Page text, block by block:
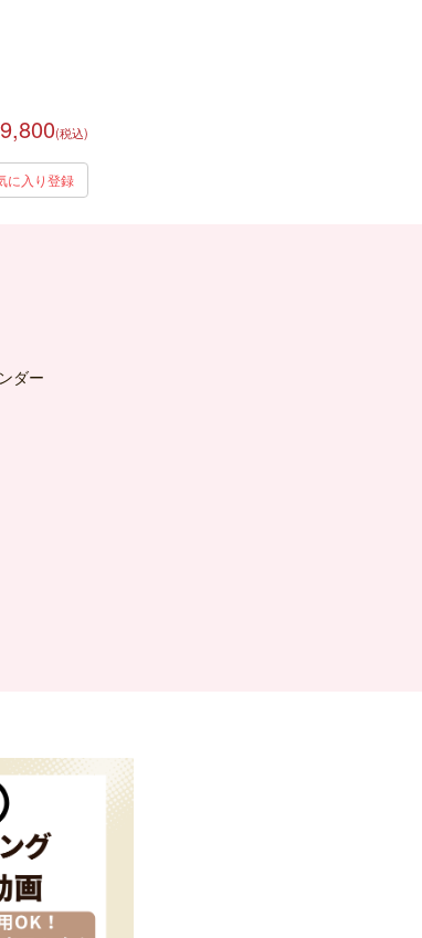
(税込)
ダー